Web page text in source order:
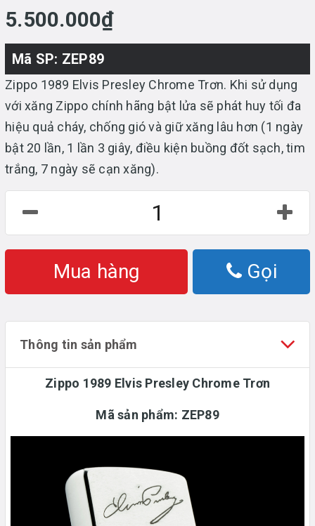
5.500.000₫
Mã SP: ZEP89
Zippo 1989 Elvis Presley Chrome Trơn. Khi sử dụng
với xăng Zippo chính hãng bật lửa sẽ phát huy tối đa
hiệu quả cháy, chống gió và giữ xăng lâu hơn (1 ngày
bật 20 lần, 1 lần 3 giây, điều kiện buồng đốt sạch, tim
trắng, 7 ngày sẽ cạn xăng).
Mua hàng Gọi
Thông tin sản phẩm
Zippo 1989 Elvis Presley Chrome Trơn
Mã sản phẩm: ZEP89